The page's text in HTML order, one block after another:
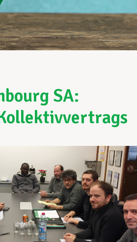
SA: